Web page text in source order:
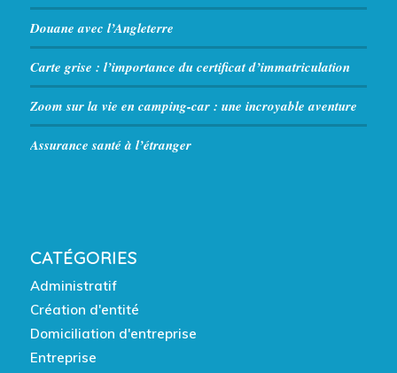
Douane avec l’Angleterre
Carte grise : l’importance du certificat d’immatriculation
Zoom sur la vie en camping-car : une incroyable aventure
Assurance santé à l’étranger
CATÉGORIES
Administratif
Création d'entité
Domiciliation d'entreprise
Entreprise